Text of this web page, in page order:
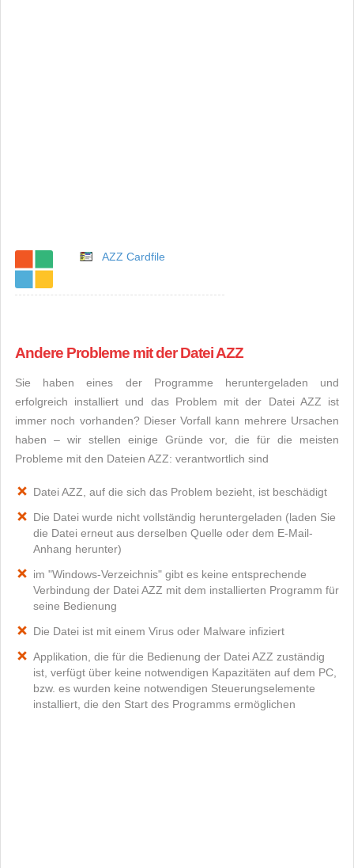
AZZ Cardfile
Andere Probleme mit der Datei AZZ
Sie haben eines der Programme heruntergeladen und
erfolgreich installiert und das Problem mit der Datei AZZ ist
immer noch vorhanden? Dieser Vorfall kann mehrere Ursachen
haben – wir stellen einige Gründe vor, die für die meisten
Probleme mit den Dateien AZZ: verantwortlich sind
Datei AZZ, auf die sich das Problem bezieht, ist beschädigt
Die Datei wurde nicht vollständig heruntergeladen (laden Sie
die Datei erneut aus derselben Quelle oder dem E-Mail-
Anhang herunter)
im "Windows-Verzeichnis" gibt es keine entsprechende
Verbindung der Datei AZZ mit dem installierten Programm für
seine Bedienung
Die Datei ist mit einem Virus oder Malware infiziert
Applikation, die für die Bedienung der Datei AZZ zuständig
ist, verfügt über keine notwendigen Kapazitäten auf dem PC,
bzw. es wurden keine notwendigen Steuerungselemente
installiert, die den Start des Programms ermöglichen